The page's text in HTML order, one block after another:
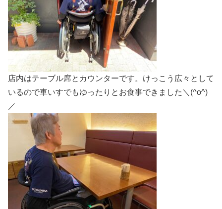
店内はテーブル席とカウンターです。けっこう広々として
いるので車いすでもゆったりとお食事できました＼(^o^)
／